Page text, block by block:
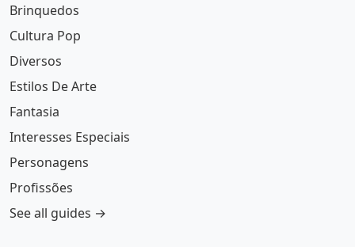
Brinquedos
Cultura Pop
Diversos
Estilos De Arte
Fantasia
Interesses Especiais
Personagens
Profissões
See all guides →